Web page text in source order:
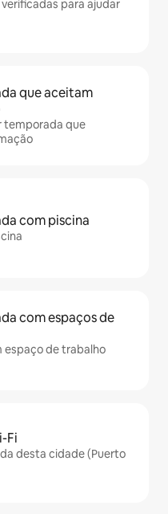
verificadas para ajudar
que aceitam
temporada que
com piscina
com espaços de
espaço de trabalho
Fi
desta cidade (Puerto